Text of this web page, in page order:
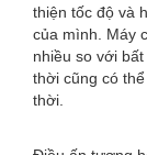
thiện tốc độ và
của mình. Máy
nhiều so với
thời cũng có
thời.